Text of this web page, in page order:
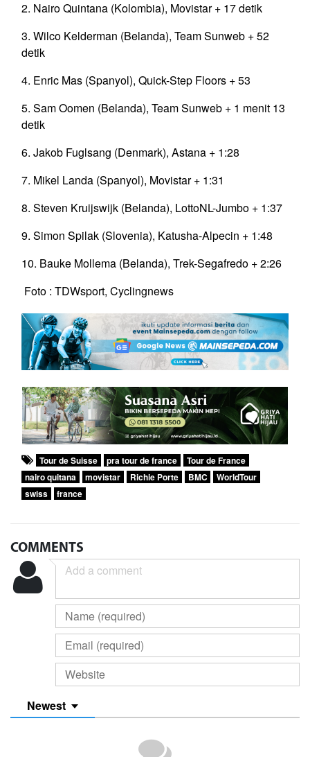
2. Nairo Quintana (Kolombia), Movistar + 17 detik
3. Wilco Kelderman (Belanda), Team Sunweb + 52
detik
4. Enric Mas (Spanyol), Quick-Step Floors + 53
5. Sam Oomen (Belanda), Team Sunweb + 1 menit 13
detik
6. Jakob Fuglsang (Denmark), Astana + 1:28
7. Mikel Landa (Spanyol), Movistar + 1:31
8. Steven Kruijswijk (Belanda), LottoNL-Jumbo + 1:37
9. Simon Spilak (Slovenia), Katusha-Alpecin + 1:48
10. Bauke Mollema (Belanda), Trek-Segafredo + 2:26
Foto : TDWsport, Cyclingnews
Tour de Suisse pra tour de france
Tour de France
nairo quitana
movistar Richie Porte BMC
WorldTour
swiss
france
COMMENTS
Newest